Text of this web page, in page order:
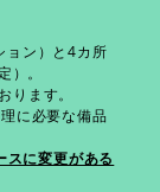
ョン）と4カ所
。
ます。
に必要な備品
に変更がある